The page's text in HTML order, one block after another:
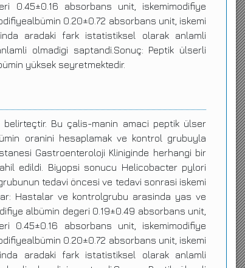
0.45±0.16 absorbans unit, iskemimodifiye
0.20±0.72 absorbans unit, iskemi
aradaki fark istatistiksel olarak anlamli
olmadigi saptandi.Sonuç: Peptik ülserli
yüksek seyretmektedir.
Bu çalis-manin amaci peptik ülser
oranini hesaplamak ve kontrol grubuyla
Gastroenteroloji Kliniginde herhangi bir
edildi. Biyopsi sonucu Helicobacter pylori
tedavi öncesi ve tedavi sonrasi iskemi
Hastalar ve kontrolgrubu arasinda yas ve
albümin degeri 0.19±0.49 absorbans unit,
0.45±0.16 absorbans unit, iskemimodifiye
0.20±0.72 absorbans unit, iskemi
aradaki fark istatistiksel olarak anlamli